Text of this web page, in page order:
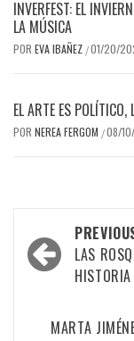
INVERFEST: EL
LA MÚSICA
POR EVA IBAÑEZ /01/20/
EL ARTE ES
POR NEREA FERGOM /08/
Post
navigation
LAS
HISTORIA
MARTA